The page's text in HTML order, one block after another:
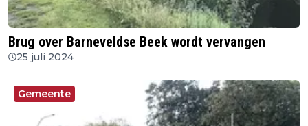
Brug over Barneveldse Beek wordt vervangen
25 juli 2024
Gemeente